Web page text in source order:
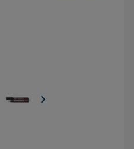
chevron_right